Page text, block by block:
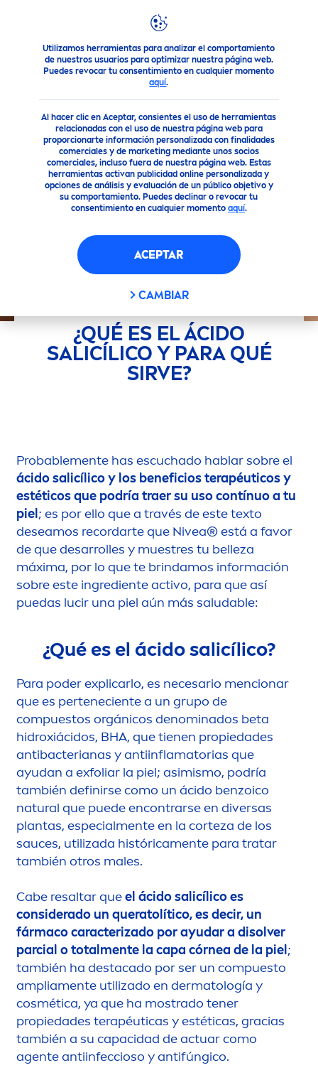
Utilizamos herramientas para analizar el comportamiento
de nuestros usuarios para optimizar nuestra página web.
Puedes revocar tu consentimiento en cualquier momento
aquí.
Al hacer clic en Aceptar, consientes el uso de herramientas
relacionadas con el uso de nuestra página web para
proporcionarte información personalizada con finalidades
comerciales y de marketing mediante unos socios
comerciales, incluso fuera de nuestra página web. Estas
herramientas activan publicidad online personalizada y
opciones de análisis y evaluación de un público objetivo y
su comportamiento. Puedes declinar o revocar tu
consentimiento en cualquier momento aquí.
ACEPTAR
CAMBIAR
Consejo Aceite de almendras para tu piel
¿QUÉ ES EL ÁCIDO
SALICÍLICO Y PARA QUÉ
SIRVE?
Probablemente has escuchado hablar sobre el
ácido salicílico y los beneficios terapéuticos y
estéticos que podría traer su uso contínuo a tu
piel; es por ello que a través de este texto
deseamos recordarte que Nivea® está a favor
de que desarrolles y muestres tu belleza
máxima, por lo que te brindamos información
sobre este ingrediente activo, para que así
puedas lucir una piel aún más saludable:
¿Qué es el ácido salicílico?
Para poder explicarlo, es necesario mencionar
que es perteneciente a un grupo de
compuestos orgánicos denominados beta
hidroxiácidos, BHA, que tienen propiedades
antibacterianas y antiinflamatorias que
ayudan a exfoliar la piel; asimismo, podría
también definirse como un ácido benzoico
natural que puede encontrarse en diversas
plantas, especialmente en la corteza de los
sauces, utilizada históricamente para tratar
también otros males.
Cabe resaltar queel ácido salicílico es
considerado un queratolítico, es decir, un
fármaco caracterizado por ayudar a disolver
parcial o totalmente la capa córnea de la piel;
también ha destacado por ser un compuesto
ampliamente utilizado en dermatología y
cosmética, ya que ha mostrado tener
propiedades terapéuticas y estéticas, gracias
también a su capacidad de actuar como
agente antiinfeccioso y antifúngico.